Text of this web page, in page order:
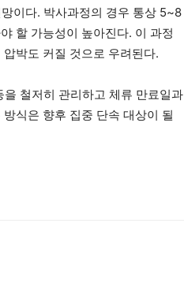
이다. 박사과정의 경우 통상 5~8
할 가능성이 높아진다. 이 과정
박도 커질 것으로 우려된다.
철저히 관리하고 체류 만료일과
식은 향후 집중 단속 대상이 될